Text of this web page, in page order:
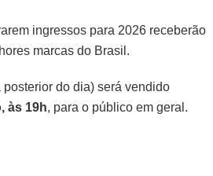
ingressos para 2026 receberão
marcas do Brasil.
do dia) será vendido
às 19h, para o público em geral.